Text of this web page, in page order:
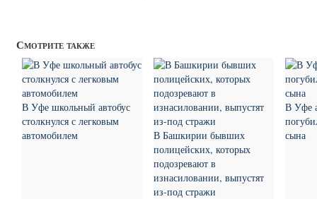
Смотрите также
В Уфе школьный автобус
столкнулся с легковым
автомобилем
В Башкирии бывших
полицейских, которых
подозревают в
изнасиловании, выпустят
из-под стражи
В Уфе
сына